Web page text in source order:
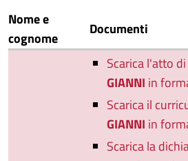
Nome e
cognome
Documenti
Scarica l'atto
GIANNI in
Scarica il
GIANNI in
Scarica la